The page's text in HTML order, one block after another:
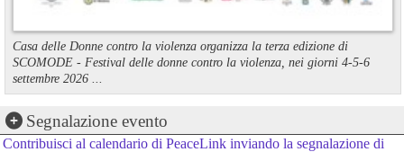
Casa delle Donne contro la violenza organizza la terza edizione di
SCOMODE - Festival delle donne contro la violenza, nei giorni 4-5-6
settembre 2026 ...
Segnalazione evento
Contribuisci al calendario di PeaceLink inviando la segnalazione di